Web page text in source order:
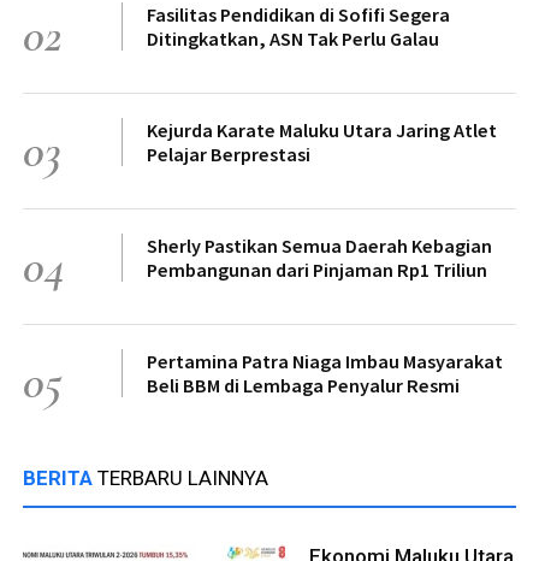
02
Fasilitas Pendidikan di Sofifi Segera
Ditingkatkan, ASN Tak Perlu Galau
03
Kejurda Karate Maluku Utara Jaring Atlet
Pelajar Berprestasi
04
Sherly Pastikan Semua Daerah Kebagian
Pembangunan dari Pinjaman Rp1 Triliun
05
Pertamina Patra Niaga Imbau Masyarakat
Beli BBM di Lembaga Penyalur Resmi
BERITA TERBARU LAINNYA
Ekonomi Maluku Utara